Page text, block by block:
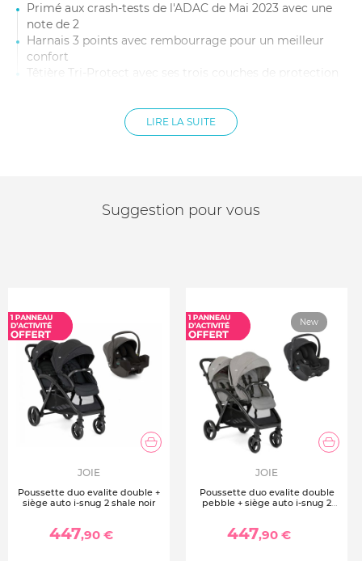
Primé aux crash-tests de l'ADAC de Mai 2023 avec une
note de 2
Harnais 3 points avec rembourrage pour un meilleur
confort
Têtière Tri-Protect avec ses trois couches de protection
Poignée de transport ergonomique et complètement
orientable pour un transport simplifié
Capote avec pare soleil intégré
Dimensions : l 66 cm x L 44 cm x h 57 cm
Âge : De la naissance à 1 an
LIRE LA SUITE
Suggestion pour vous
JOIE
Poussette duo evalite double +
siège auto i-snug 2 shale noir
447,90 €
New
JOIE
Poussette duo evalite double
pebble + siège auto i-snug 2
447,90 €